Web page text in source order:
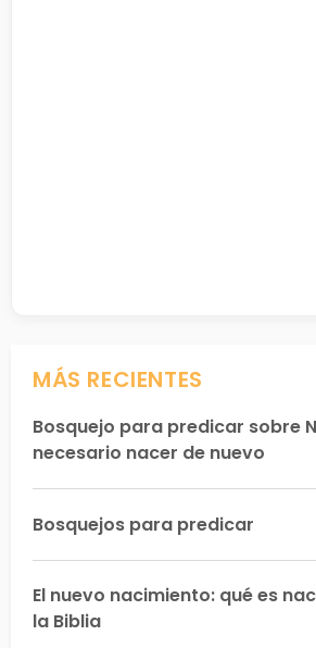
MÁS RECIENTES
Bosquejo para predicar sobre
necesario nacer de nuevo
Bosquejos para predicar
El nuevo nacimiento: qué es
la Biblia